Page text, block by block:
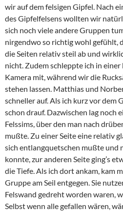
wir auf dem felsigen Gipfel. Nach
des Gipfelfelsens wollten wir
sich noch viele andere Gruppen
nirgendwo so richtig wohl gefühlt,
die Seiten relativ steil ab und
nicht. Zudem schleppte ich in
Kamera mit, während wir die
stehen lassen. Matthias und
schneller auf. Als ich kurz vor dem
schon drauf. Dazwischen lag noch
Felssims, über den man nach
mußte. Zu einer Seite eine relativ
sich entlangquetschen mußte und
konnte, zur anderen Seite ging’s
die Tiefe. Als ich dort ankam, kam
Gruppe am Seil entgegen. Sie
Felswand gedreht worden waren,
Selbst wenn alle gefallen wären,